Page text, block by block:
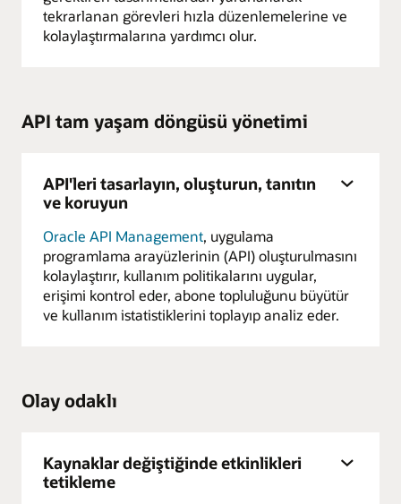
tekrarlanan görevleri hızla düzenlemelerine ve
kolaylaştırmalarına yardımcı olur.
API tam yaşam döngüsü yönetimi
API'leri tasarlayın, oluşturun, tanıtın
ve koruyun
Oracle API Management, uygulama
programlama arayüzlerinin (API) oluşturulmasını
kolaylaştırır, kullanım politikalarını uygular,
erişimi kontrol eder, abone topluluğunu büyütür
ve kullanım istatistiklerini toplayıp analiz eder.
Olay odaklı
Kaynaklar değiştiğinde etkinlikleri
tetikleme